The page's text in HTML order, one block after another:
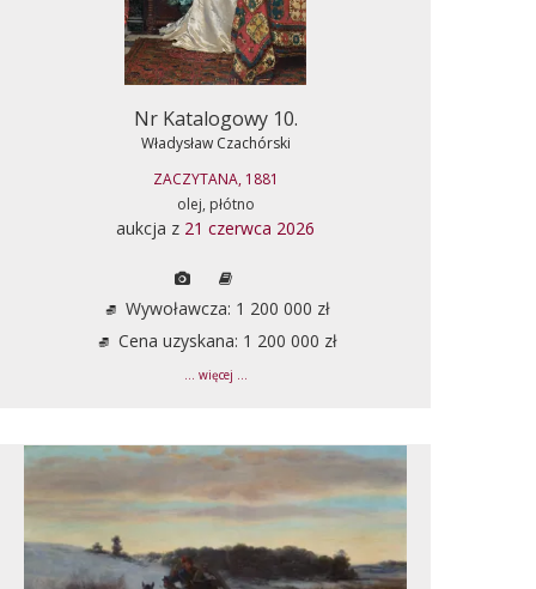
Nr Katalogowy 10.
Władysław Czachórski
ZACZYTANA, 1881
olej, płótno
aukcja z 21 czerwca 2026
Wywoławcza: 1 200 000 zł
Cena uzyskana: 1 200 000 zł
... więcej ...